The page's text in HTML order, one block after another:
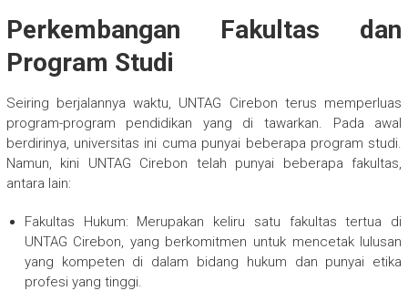
Perkembangan Fakultas dan
Program Studi
Seiring berjalannya waktu, UNTAG Cirebon terus memperluas
program-program pendidikan yang di tawarkan. Pada awal
berdirinya, universitas ini cuma punyai beberapa program studi.
Namun, kini UNTAG Cirebon telah punyai beberapa fakultas,
antara lain:
Fakultas Hukum: Merupakan keliru satu fakultas tertua di
UNTAG Cirebon, yang berkomitmen untuk mencetak lulusan
yang kompeten di dalam bidang hukum dan punyai etika
profesi yang tinggi.